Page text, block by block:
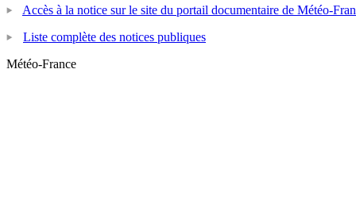
Accès à la notice sur le site du portail documentaire de Météo-
Liste complète des notices publiques
Météo-France